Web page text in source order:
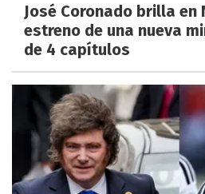
José Coronado brilla en
estreno de una nueva
de 4 capítulos